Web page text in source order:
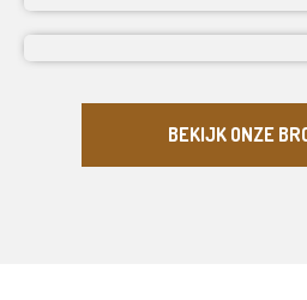
BEKIJK ONZE